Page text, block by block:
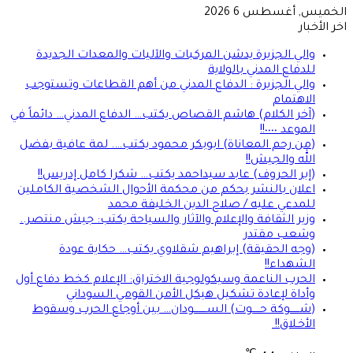
الخميس, أغسطس 6 2026
اخر الأخبار
والي الجزيرة يدشن المركبات والآليات والمعدات الجديدة
للدفاع المدني بالولاية
والي الجزيرة : الدفاع المدني من أهم القطاعات وتستوجب
الاهتمام
(آخر الكلام) هاشم القصاص يكتب… الدفاع المدني… دائماً في
الموعد ٠٠٠٠!!
(من رحم المعاناة) ابوبكر محمود يكتب…. لمة عافية بفضل
الله والجيش!!
(إبر الحروف) عابد سيداحمد يكتب… شكرا كامل إدريس!!
اعلان بالنشر بحكم من محكمة الأحوال الشخصية الكاملين
للمدعي عليه / صلاح الدين الخليفة محمد
وزير الثقافة والإعلام والآثار والسياحة يكتب: جيش منتصر..
وشعب مقتدر
(وجه الحقيقة) إبراهيم شقلاوي يكتب… حكاية عودة
الشهداء!!
الحرب الناعمة وسيكولوجية الاختراق: الإعلام كخط دفاع أول
وأداة لإعادة تشكيل هيكل الأمن القومي السوداني
(شــــــوكة حـــــوت) الســــــــودان… بين أوجاع الحرب وسقوط
الأخـلاق!!